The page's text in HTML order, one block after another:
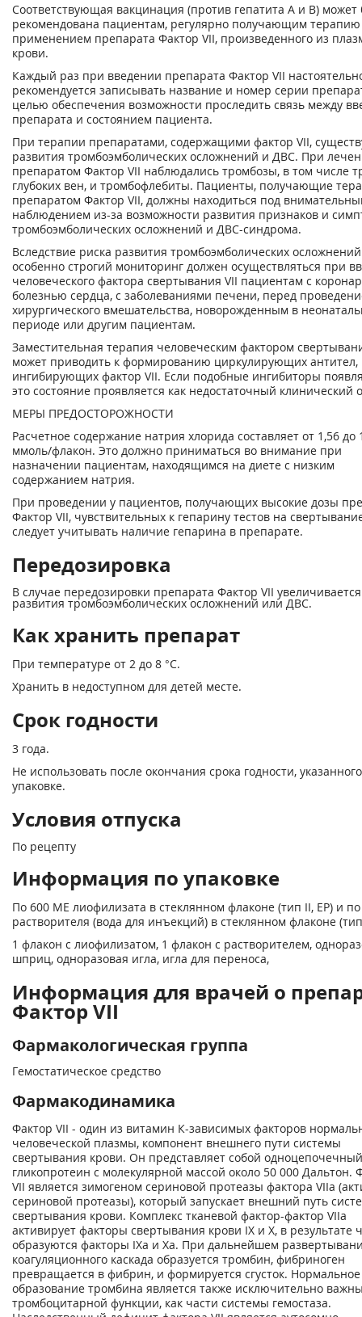
Соответствующая вакцинация (против гепатита А и В) может
рекомендована пациентам, регулярно получающим терапию
применением препарата Фактор VII, произведенного из
крови.
Каждый раз при введении препарата Фактор VII
рекомендуется записывать название и номер серии
целью обеспечения возможности проследить связь между
препарата и состоянием пациента.
При терапии препаратами, содержащими фактор VII,
развития тромбоэмболических осложнений и ДВС. При
препаратом Фактор VII наблюдались тромбозы, в том числе
глубоких вен, и тромбофлебиты. Пациенты, получающие
препаратом Фактор VII, должны находиться под
наблюдением из-за возможности развития признаков и
тромбоэмболических осложнений и ДВС-синдрома.
Вследствие риска развития тромбоэмболических
особенно строгий мониторинг должен осуществляться при
человеческого фактора свертывания VII пациентам с
болезнью сердца, с заболеваниями печени, перед
хирургического вмешательства, новорожденным в
периоде или другим пациентам.
Заместительная терапия человеческим фактором
может приводить к формированию циркулирующих антител,
ингибирующих фактор VII. Если подобные ингибиторы
это состояние проявляется как недостаточный клинический
МЕРЫ ПРЕДОСТОРОЖНОСТИ
Расчетное содержание натрия хлорида составляет от 1,56 до
ммоль/флакон. Это должно приниматься во внимание при
назначении пациентам, находящимся на диете с низким
содержанием натрия.
При проведении у пациентов, получающих высокие дозы
Фактор VII, чувствительных к гепарину тестов на
следует учитывать наличие гепарина в препарате.
Передозировка
В случае передозировки препарата Фактор VII
развития тромбоэмболических осложнений или ДВС.
Как хранить препарат
При температуре от 2 до 8 °C.
Хранить в недоступном для детей месте.
Срок годности
3 года.
Не использовать после окончания срока годности,
упаковке.
Условия отпуска
По рецепту
Информация по упаковке
По 600 ME лиофилизата в стеклянном флаконе (тип II, ЕР) и
растворителя (вода для инъекций) в стеклянном флаконе
1 флакон с лиофилизатом, 1 флакон с растворителем,
шприц, одноразовая игла, игла для переноса,
Информация для врачей о
Фактор VII
Фармакологическая группа
Гемостатическое средство
Фармакодинамика
Фактор VII - один из витамин К-зависимых факторов
человеческой плазмы, компонент внешнего пути системы
свертывания крови. Он представляет собой одноцепочечный
гликопротеин с молекулярной массой около 50 000 Дальтон.
VII является зимогеном сериновой протеазы фактора VIIa
сериновой протеазы), который запускает внешний путь
свертывания крови. Комплекс тканевой фактор-фактор VIIa
активирует факторы свертывания крови IX и X, в результате
образуются факторы IХа и Ха. При дальнейшем
коагуляционного каскада образуется тромбин, фибриноген
превращается в фибрин, и формируется сгусток. Нормальное
образование тромбина является также исключительно
тромбоцитарной функции, как части системы гемостаза.